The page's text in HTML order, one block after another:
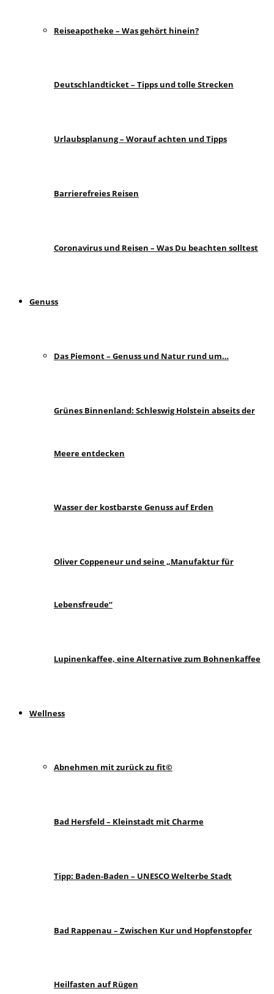
Reiseapotheke – Was gehört hinein?
Deutschlandticket – Tipps und tolle Strecken
Urlaubsplanung – Worauf achten und Tipps
Barrierefreies Reisen
Coronavirus und Reisen – Was Du beachten solltest
Genuss
Das Piemont – Genuss und Natur rund um…
Grünes Binnenland: Schleswig Holstein abseits der
Meere entdecken
Wasser der kostbarste Genuss auf Erden
Oliver Coppeneur und seine „Manufaktur für
Lebensfreude“
Lupinenkaffee, eine Alternative zum Bohnenkaffee
Wellness
Abnehmen mit zurück zu fit©
Bad Hersfeld – Kleinstadt mit Charme
Tipp: Baden-Baden – UNESCO Welterbe Stadt
Bad Rappenau – Zwischen Kur und Hopfenstopfer
Heilfasten auf Rügen